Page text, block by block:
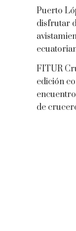
Puerto
disfrutar
FITUR
edición
de